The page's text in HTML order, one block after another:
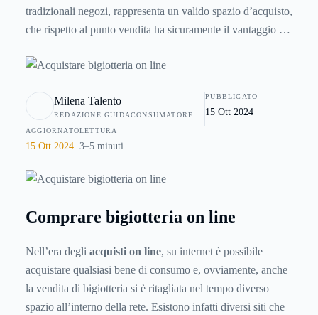
tradizionali negozi, rappresenta un valido spazio d’acquisto,
che rispetto al punto vendita ha sicuramente il vantaggio di
di effettuare compere in tutta sicurezza e comodamente da
dei siti di e-commerce e, soprattutto, sulle modalità di
pagamento, per essere sicuri di procedere sempre nel modo
giusto.
Milena Talento
REDAZIONE GUIDACONSUMATORE
PUBBLICATO
15 Ott 2024
AGGIORNATO
15 Ott 2024
LETTURA
3–5 minuti
Comprare bigiotteria on line
Nell’era degli acquisti on line, su internet è possibile
acquistare qualsiasi bene di consumo e, ovviamente, anche
la vendita di bigiotteria si è ritagliata nel tempo diverso
spazio all’interno della rete. Esistono infatti diversi siti che